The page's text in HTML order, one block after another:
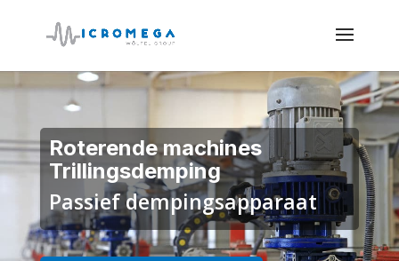
Roterende machines
Trillingsdemping
Passief dempingsapparaat